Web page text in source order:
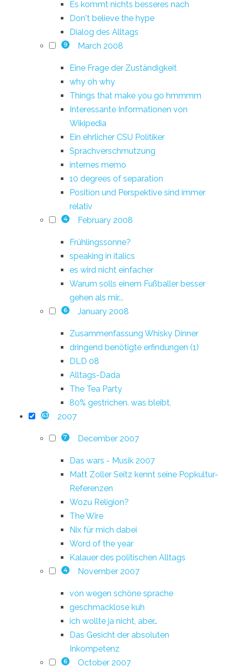
Es kommt nichts besseres nach
Don't believe the hype
Dialog des Alltags
9 March 2008
Eine Frage der Zuständigkeit
why oh why
Things that make you go hmmmm
Interessante Informationen von
Wikipedia
Ein ehrlicher CSU Politiker
Sprachverschmutzung
internes memo
10 degrees of separation
Position und Perspektive sind immer
relativ
4 February 2008
Frühlingssonne?
speaking in italics
es wird nicht einfacher
Warum solls einem Fußballer besser
gehen als mir...
6 January 2008
Zusammenfassung Whisky Dinner
dringend benötigte erfindungen (1)
DLD 08
Alltags-Dada
The Tea Party
80% gestrichen. was bleibt.
63 2007
7 December 2007
Das wars - Musik 2007
Matt Zoller Seitz kennt seine Popkultur-
Referenzen
Wozu Religion?
The Wire
Nix für mich dabei
Word of the year
Kalauer des politischen Alltags
4 November 2007
von wegen schöne sprache
geschmacklose kuh
ich wollte ja nicht, aber…
Das Gesicht der absoluten
Inkompetenz
6 October 2007